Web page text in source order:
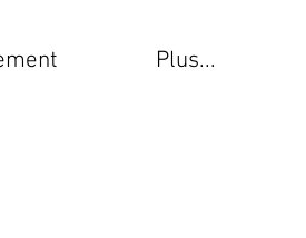
Plus...